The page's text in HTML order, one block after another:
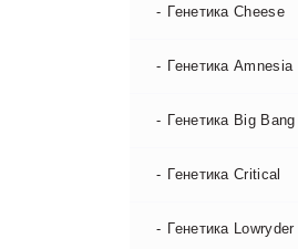
Генетика Cheese
Генетика Amnesia
Генетика Big Bang
Генетика Critical
Генетика Lowryder